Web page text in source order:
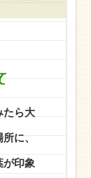
たら大
に、
が印象